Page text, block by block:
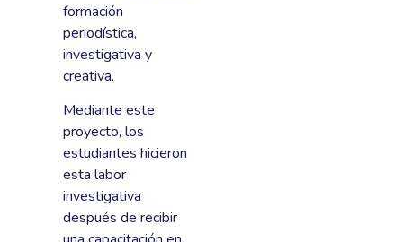
formación
periodística,
investigativa y
creativa.
Mediante este
proyecto, los
estudiantes hicieron
esta labor
investigativa
después de recibir